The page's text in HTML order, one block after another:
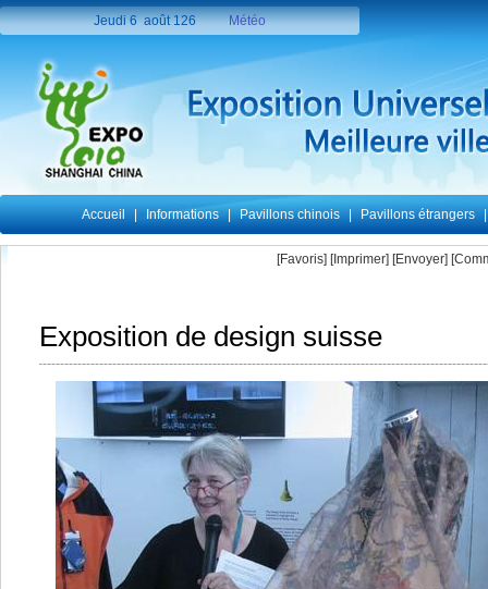
[Favoris] [Imprimer] [Envoyer]
Exposition de design suisse